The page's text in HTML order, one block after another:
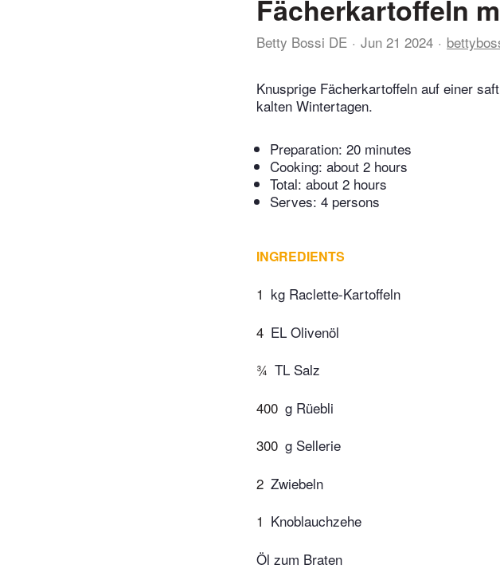
Fächerkartoffeln
Betty Bossi DE Jun 21 2024
Knusprige Fächerkartoffeln auf einer
kalten Wintertagen.
Preparation: 20 minutes
Cooking: about 2 hours
Total: about 2 hours
Serves: 4 persons
INGREDIENTS
1 kg Raclette-Kartoffeln
4 EL Olivenöl
¾ TL Salz
400 g Rüebli
300 g Sellerie
2 Zwiebeln
1 Knoblauchzehe
Öl zum Braten